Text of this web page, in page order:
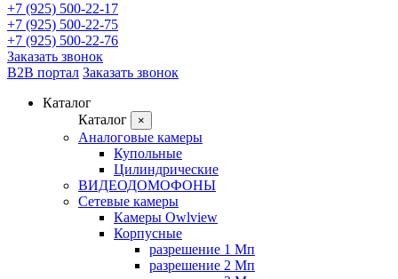
+7 (925) 500-22-17
+7 (925) 500-22-75
+7 (925) 500-22-76
Заказать звонок
B2B портал Заказать звонок
Каталог
Каталог
×
Аналоговые камеры
Купольные
Цилиндрические
ВИДЕОДОМОФОНЫ
Сетевые камеры
Камеры Owlview
Корпусные
разрешение 1 Мп
разрешение 2 Мп